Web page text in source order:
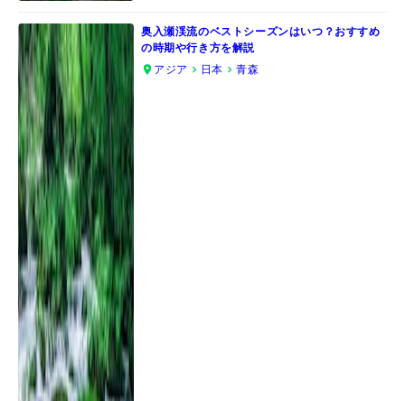
奥入瀬渓流のベストシーズンはいつ？おすすめ
の時期や行き方を解説
アジア
日本 青森